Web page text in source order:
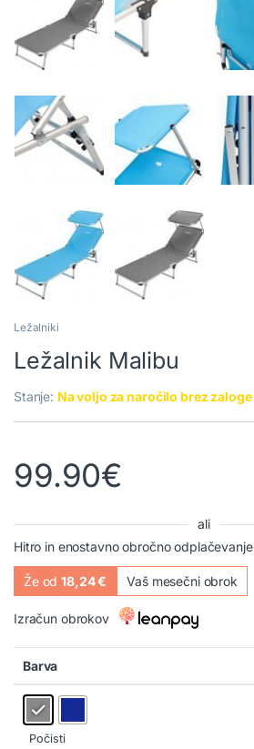
Ležalniki
Ležalnik Malibu
Stanje: Na voljo za naročilo brez zaloge
99.90€
ali
Hitro in enostavno obročno odplačevanje
Že od18,24 € Vaš mesečni obrok
Izračun obrokov
Barva
Počisti